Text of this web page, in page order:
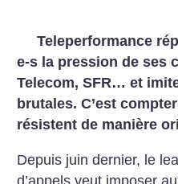
Teleperformance
e-s la pression de ses
Telecom, SFR… et
brutales. C’est
résistent de manière
Depuis juin dernier, le
d’appels veut imposer